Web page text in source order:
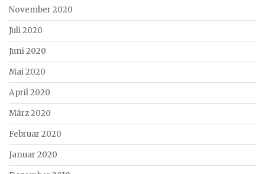
November 2020
Juli 2020
Juni 2020
Mai 2020
April 2020
März 2020
Februar 2020
Januar 2020